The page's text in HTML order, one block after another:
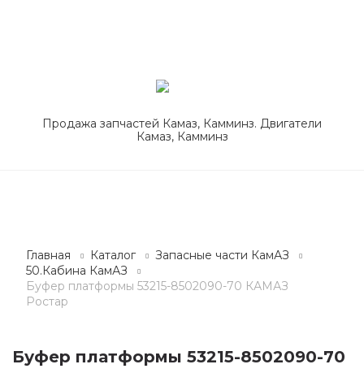
Продажа запчастей Камаз, Камминз. Двигатели
Камаз, Камминз
Главная Каталог
Запасные части КамАЗ
50.Кабина КамАЗ
Буфер платформы 53215-8502090-70 КАМАЗ
Ростар
Буфер платформы 53215-8502090-70